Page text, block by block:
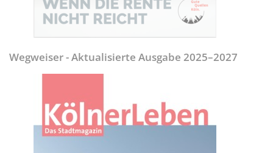
Wegweiser - Aktualisierte Ausgabe 2025–2027